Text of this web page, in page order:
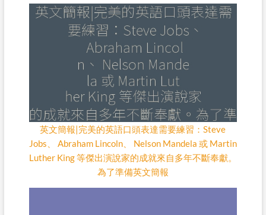
英文簡報|完美的英語口頭表達需要練習：Steve
Jobs、 Abraham Lincoln、 Nelson Mandela 或 Martin
Luther King 等傑出演說家的成就來自多年不斷奉獻。
為了準備英文簡報